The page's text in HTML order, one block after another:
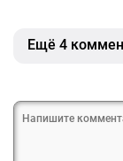
Ещё 4